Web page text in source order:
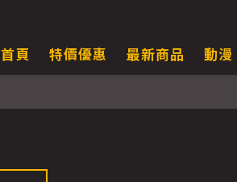
首頁
特價優惠 最新商品 動漫